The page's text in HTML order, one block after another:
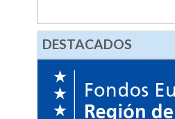
DESTACADOS